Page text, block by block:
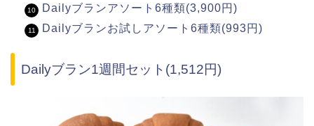
Dailyブランアソート6種類(3,900円)
Dailyブランお試しアソート6種類(993円)
Dailyブラン1週間セット(1,512円)